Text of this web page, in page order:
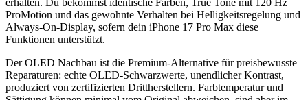
ProMotion und das gewohnte Verhalten bei Helligkeitsregelung und
Always-On-Display, sofern dein iPhone 17 Pro Max diese
Funktionen unterstützt.
Der OLED Nachbau ist die Premium-Alternative für preisbewusste
Reparaturen: echte OLED-Schwarzwerte, unendlicher Kontrast,
produziert von zertifizierten Drittherstellern. Farbtemperatur und